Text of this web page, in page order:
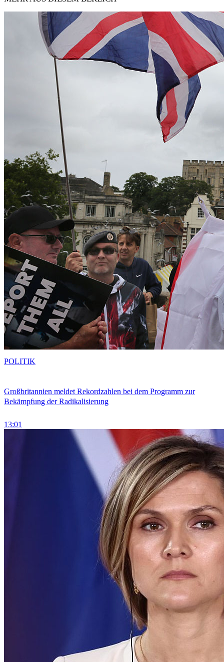
Großbritannien meldet Rekordzahlen bei dem Programm zur
Bekämpfung der Radikalisierung
13:01
POLITIK